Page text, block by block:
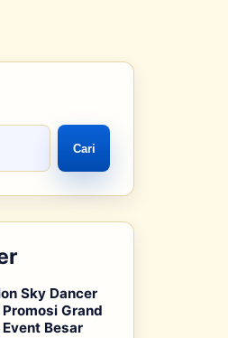
Cari
Sky Dancer
Grand
Besar